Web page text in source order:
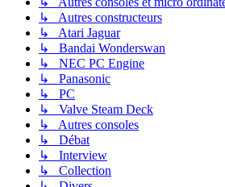
↳ Autres constructeurs
↳ Atari Jaguar
↳ Bandai Wonderswan
↳ NEC PC Engine
↳ Panasonic
↳ PC
↳ Valve Steam Deck
↳ Autres consoles
↳ Débat
↳ Interview
↳ Collection